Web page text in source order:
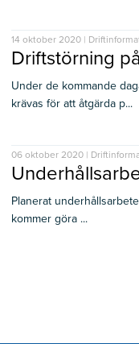
14 oktober 2020 |
Driftstörning
Under de kommande
krävas för att åtgärda p...
06 oktober 2020 |
Planerat
kommer göra ...